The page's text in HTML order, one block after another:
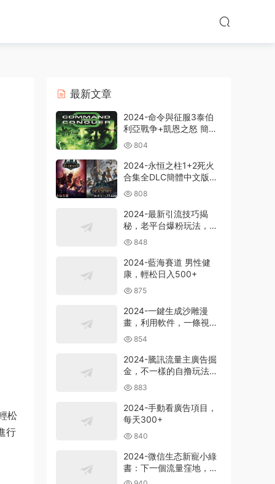
松
行
最新文章
2024-命令與征服3泰伯
利亞戰争+凱恩之怒 簡體
中文版電腦PC單機RPG遊
戲即時戰略+支持
win7/win8/win10/win11
804
2024-永恒之柱1+2死火
合集全DLC簡體中文版電
腦PC單機RPG遊戲
808
2024-最新引流技巧揭
秘，老平台爆粉玩法，單
人單号日引300+創業
粉，作品可直接被百度收
錄
848
2024-藍海賽道 男性健
康，輕松日入500+
875
2024-一鍵生成沙雕漫
畫，利用軟件，一條視頻
播放12W+，單日變現
1000+
854
2024-騰訊流量主廣告掘
金，不一樣的自撸玩法，
日賺500-1000+，無設備
要求
883
2024-手動看廣告項目，
每天300+
840
2024-微信生态新寵小綠
書：下一個流量窪地，粉
絲質量超高，日引